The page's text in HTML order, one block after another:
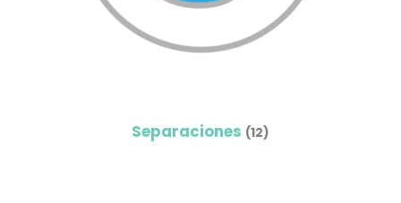
Separaciones (12)